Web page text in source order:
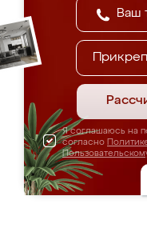
Я соглашаюсь на
согласно